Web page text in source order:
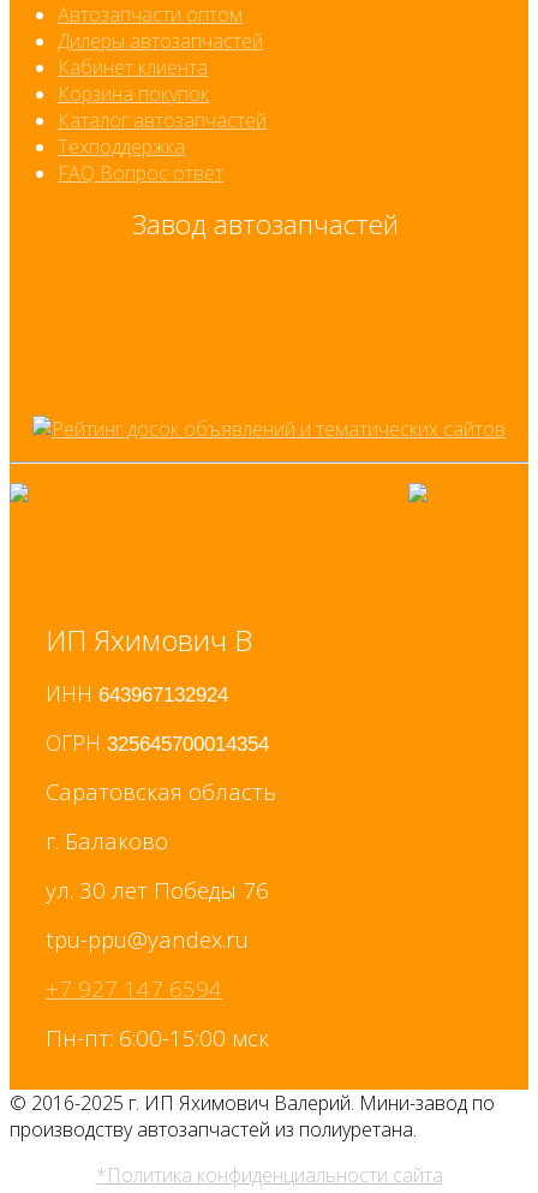
Автозапчасти оптом
Дилеры автозапчастей
Кабинет клиента
Корзина покупок
Каталог автозапчастей
Техподдержка
FAQ Вопрос ответ
Завод автозапчастей
ИП Яхимович В
ИНН 643967132924
ОГРН 325645700014354
Саратовская область
г. Балаково
ул. 30 лет Победы 76
+7 927 147 6594
Пн-пт: 6:00-15:00 мск
© 2016-2025 г. ИП Яхимович Валерий. Мини-завод по
производству автозапчастей из полиуретана.
*Политика конфиденциальности сайта